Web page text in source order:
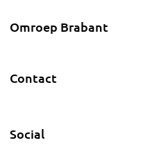
Omroep Brabant
Contact
Social